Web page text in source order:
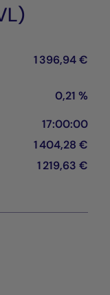
1 396,94 €
0,21 %
17:00:00
1 404,28 €
1 219,63 €